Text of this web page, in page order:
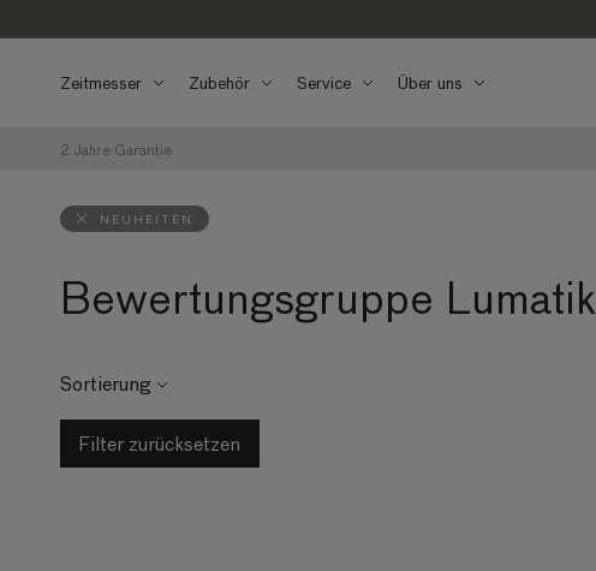
Zeitmesser Zubehör Service Über uns
2 Jahre Garantie
NEUHEITEN
Bewertungsgruppe Lumatik
Sortierung
Filter zurücksetzen